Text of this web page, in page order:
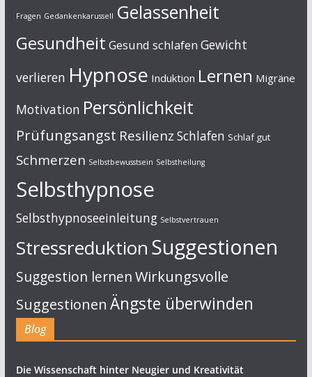
Fragen Gedankenkarussell Gelassenheit
Gesundheit Gesund schlafen Gewicht
verlieren Hypnose Induktion Lernen Migräne
Motivation Persönlichkeit
Prüfungsangst Resilienz Schlafen Schlaf gut
Schmerzen Selbstbewusstsein Selbstheilung
Selbsthypnose
Selbsthypnoseeinleitung Selbstvertrauen
StressreduktionSuggestionen
Suggestion lernenWirkungsvolle
Suggestionen Ängste überwinden
Blog
Die Wissenschaft hinter Neugier und Kreativität